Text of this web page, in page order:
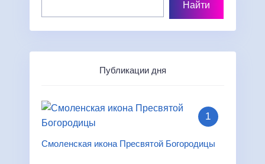
Публикации дня
Смоленская икона Пресвятой Богородицы